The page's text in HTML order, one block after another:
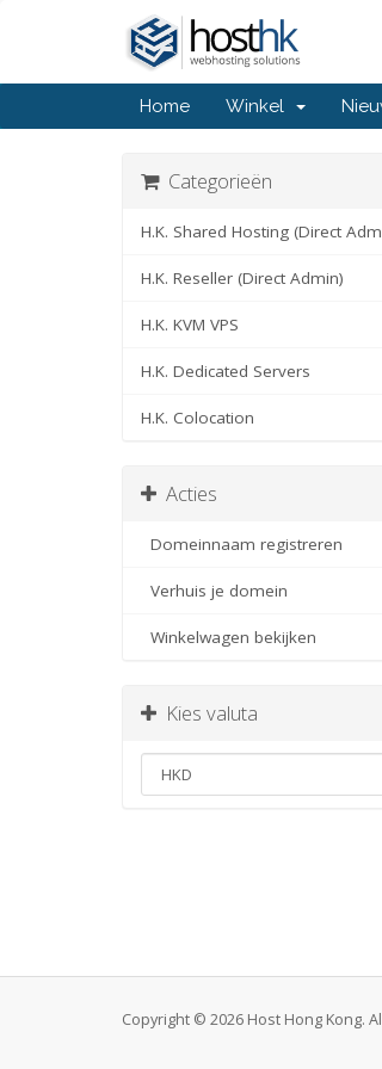
Home Winkel
Categorieën
H.K. Shared Hosting (Direct
H.K. Reseller (Direct Admin)
H.K. KVM VPS
H.K. Dedicated Servers
H.K. Colocation
Acties
Domeinnaam registreren
Verhuis je domein
Winkelwagen bekijken
Kies valuta
Copyright © 2026 Host Hong Kong.